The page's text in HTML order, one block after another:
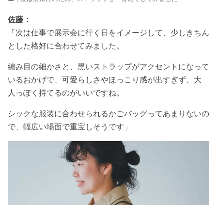
佐藤：
「次は仕事で展示会に行く日をイメージして、少しきちん
とした格好に合わせてみました。
編み目の細かさと、黒いストラップがアクセントになって
いるおかげで、可愛らしさやほっこり感が出すぎず、大
人っぽく持てるのがいいですね。
シックな服装に合わせられるかごバッグってあまりないの
で、幅広い場面で重宝しそうです」